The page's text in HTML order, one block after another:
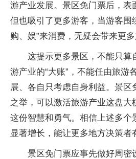
游产业发展。景区免门票后，表
但也吸引了更多游客，当游客围
购、娱”来消费，无疑会带来更多
这提示更多景区，不能只算
游产业的“大账”，不能任由旅游
展、各自只考虑自身利益。景区
之举，可以激活旅游产业这盘大
这份智慧和勇气。相信上述多个
显著增长，能让更多地方决策者
景区免门票应事先做好周密